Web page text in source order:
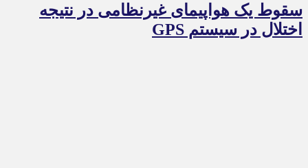
سقوط یک هواپیمای غیرنظامی در نتیجه
اختلال در سیستم‌ GPS